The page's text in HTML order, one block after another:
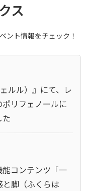
ス
ント情報をチェック！
ルル）』にて、レ
リフェノールに
コンテンツ「一
脚（ふくらは